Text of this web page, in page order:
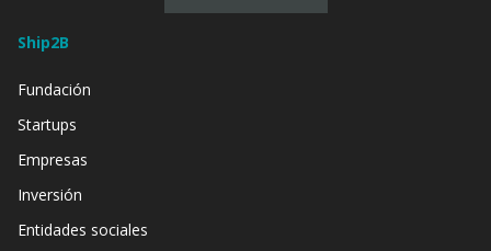
Ship2B
Fundación
Startups
Empresas
Inversión
Entidades sociales